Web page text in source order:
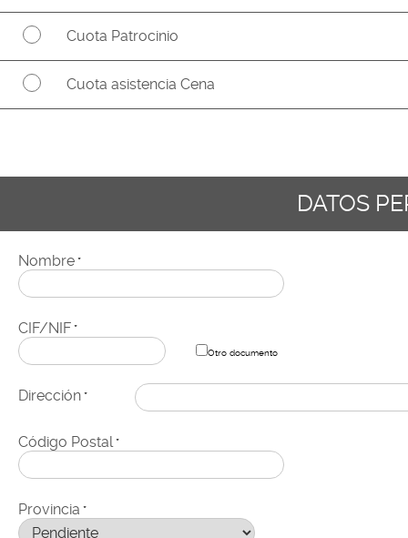
Cuota Patrocinio
Cuota asistencia Cena
DATOS
Nombre *
CIF/NIF *
Otro documento
Dirección *
Código Postal *
Provincia *